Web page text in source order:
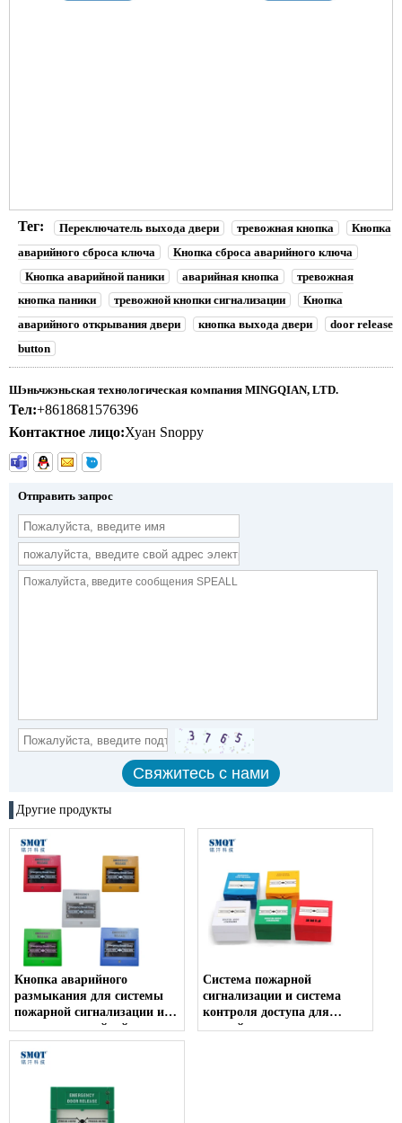
Тег: Переключатель выхода двери тревожная кнопка
Кнопка
аварийного сброса ключа
Кнопка сброса аварийного ключа
Кнопка аварийной паники
аварийная кнопка
тревожная
кнопка паники
тревожной кнопки сигнализации
Кнопка
аварийного открывания двери
кнопка выхода двери
door release
button
Шэньчжэньская технологическая компания MINGQIAN, LTD.
Тел:+8618681576396
Контактное лицо:Хуан Snoppy
Отправить запрос
Другие продукты
Кнопка аварийного
размыкания для системы
пожарной сигнализации и
системы аварийной
сигнализации системы
доступа EB-116
Система пожарной
сигнализации и система
контроля доступа для
аварийного